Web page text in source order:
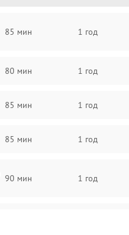
85 мин 1 год
80 мин 1 год
85 мин 1 год
85 мин 1 год
90 мин 1 год